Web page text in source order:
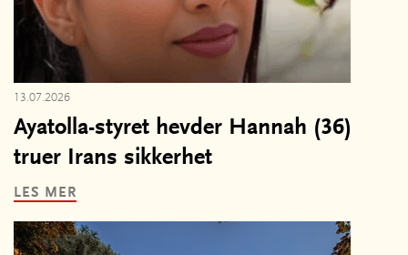
13.07.2026
Ayatolla-styret hevder Hannah (36)
truer Irans sikkerhet
LES MER